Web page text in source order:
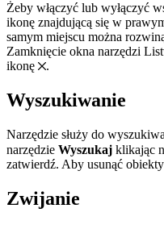
Żeby włączyć lub wyłączyć
ikonę znajdującą się w
samym miejscu można
Zamknięcie okna narzędzi
ikonę
.
Wyszukiwanie
Narzędzie służy do
narzędzie Wyszukaj klikając
zatwierdź. Aby usunąć
Zwijanie